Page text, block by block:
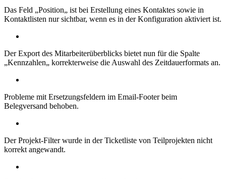
Das Feld „Position„ ist bei Erstellung eines Kontaktes sowie in
Kontaktlisten nur sichtbar, wenn es in der Konfiguration aktiviert ist.
Der Export des Mitarbeiterüberblicks bietet nun für die Spalte
„Kennzahlen„ korrekterweise die Auswahl des Zeitdauerformats an.
Probleme mit Ersetzungsfeldern im Email-Footer beim
Belegversand behoben.
Der Projekt-Filter wurde in der Ticketliste von Teilprojekten nicht
korrekt angewandt.